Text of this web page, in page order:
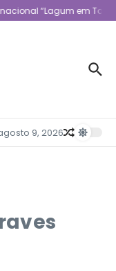
“Lagum em Todo
9, 2026